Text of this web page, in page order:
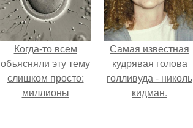
Когда-то всем
объясняли эту тему
слишком просто:
миллионы
Самая известная
кудрявая голова
голливуда - николь
кидман.